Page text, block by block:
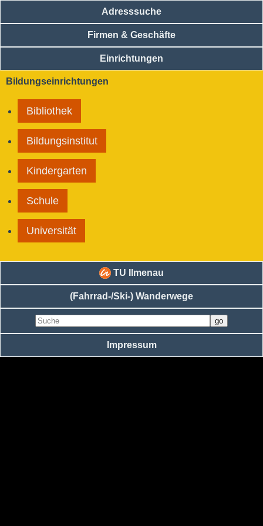
Adresssuche
Firmen & Geschäfte
Einrichtungen
Bildungseinrichtungen
Bibliothek
Bildungsinstitut
Kindergarten
Schule
Universität
TU Ilmenau
(Fahrrad-/Ski-) Wanderwege
Impressum